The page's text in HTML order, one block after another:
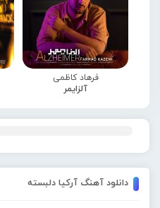
فرهاد کاظمی
آلزایمر
دانلود آهنگ آرکیا دلبسته